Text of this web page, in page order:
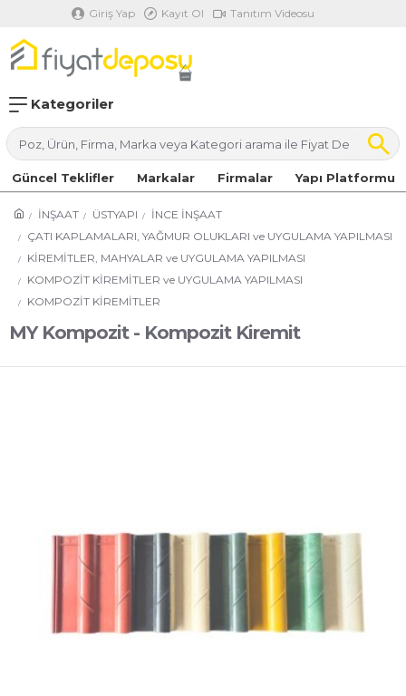
Giriş Yap Kayıt Ol Tanıtım Videosu
Kategoriler
Güncel Teklifler Markalar Firmalar Yapı Platformu
İNŞAAT ÜSTYAPI
İNCE İNŞAAT
ÇATI KAPLAMALARI, YAĞMUR OLUKLARI ve UYGULAMA YAPILMASI
KİREMİTLER, MAHYALAR ve UYGULAMA YAPILMASI
KOMPOZİT KİREMİTLER ve UYGULAMA YAPILMASI
KOMPOZİT KİREMİTLER
MY Kompozit - Kompozit Kiremit